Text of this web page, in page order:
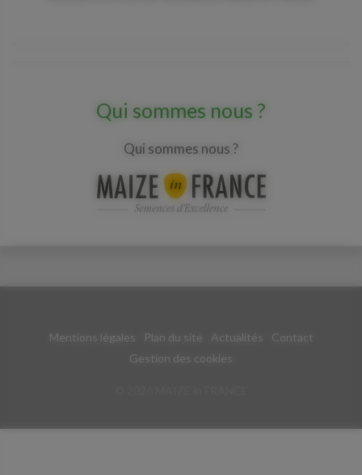
Qui sommes nous ?
Qui sommes nous ?
Mentions légales Plan du site Actualités
Contact
Gestion des cookies